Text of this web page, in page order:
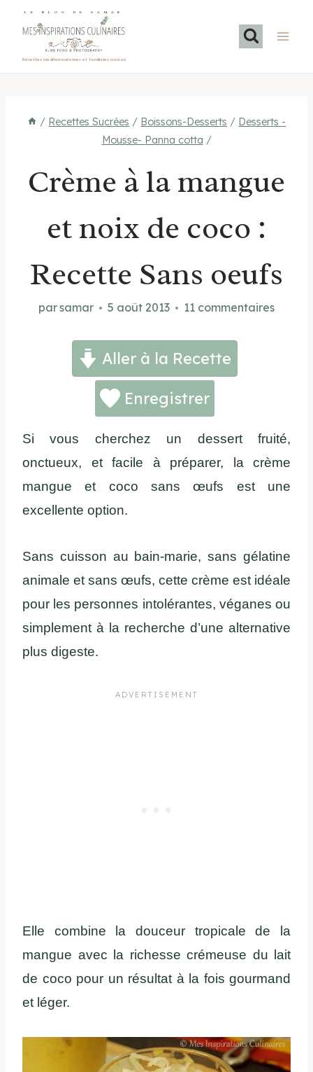
LE BLOG DE SAMAR
Recettes méditerranéennes et familiales maison
/ Recettes Sucrées / Boissons-Desserts / Desserts -
Mousse- Panna cotta /
Crème à la mangue
et noix de coco :
Recette Sans oeufs
parsamar 5 août 2013 11 commentaires
Aller à la Recette
Enregistrer
Si vous cherchez un dessert fruité,
onctueux, et facile à préparer, la crème
mangue et coco sans œufs est une
excellente option.
Sans cuisson au bain-marie, sans gélatine
animale et sans œufs, cette crème est idéale
pour les personnes intolérantes, véganes ou
simplement à la recherche d’une alternative
plus digeste.
Elle combine la douceur tropicale de la
mangue avec la richesse crémeuse du lait
de coco pour un résultat à la fois gourmand
et léger.